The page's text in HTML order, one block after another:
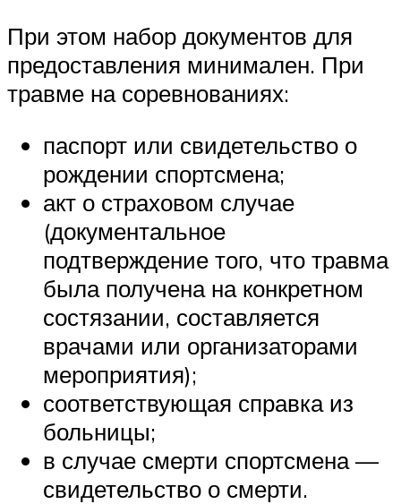
При этом набор документов для
предоставления минимален. При
травме на соревнованиях:
паспорт или свидетельство о
рождении спортсмена;
акт о страховом случае
(документальное
подтверждение того, что травма
была получена на конкретном
состязании, составляется
врачами или организаторами
мероприятия);
соответствующая справка из
больницы;
в случае смерти спортсмена —
свидетельство о смерти.